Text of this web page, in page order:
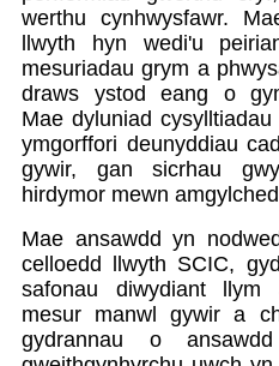
werthu cynhwysfawr.
llwyth hyn wedi'u
mesuriadau grym a
draws ystod eang o
Mae dyluniad
ymgorffori deunyddiau
gywir, gan sicrhau
hirdymor mewn
Mae ansawdd yn
celloedd llwyth SCIC,
safonau diwydiant llym
mesur manwl gywir a
gydrannau o